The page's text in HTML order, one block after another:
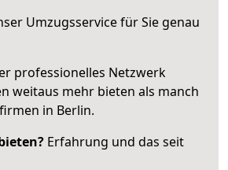
Umzugsservice für Sie genau
professionelles Netzwerk
weitaus mehr bieten als manch
in Berlin.
Erfahrung und das seit